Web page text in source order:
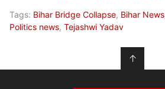
Tags: Bihar Bridge Collapse, Bihar News
Politics news, Tejashwi Yadav
↑